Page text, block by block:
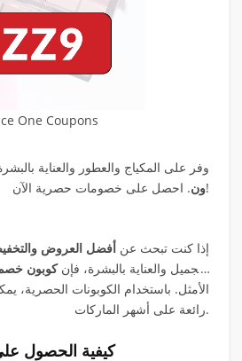
One Coupons
وفر على المكياج والعطور والعناية
ون. احصل على خصومات حصرية الآن!
إذا كنت تبحث عن أفضل العروض
التجميل والعناية بالبشرة، فإنكوبون
الأمثل. باستخدام الكوبونات الحصرية،
رائعة على أشهر الماركات.
كيفية الحصول